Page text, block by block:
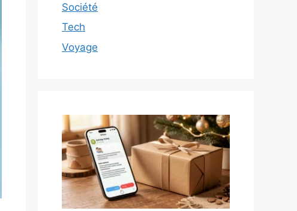
Société
Tech
Voyage